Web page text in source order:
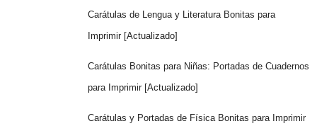
Carátulas de Lengua y Literatura Bonitas para
Imprimir [Actualizado]
Carátulas Bonitas para Niñas: Portadas de Cuadernos
para Imprimir [Actualizado]
Carátulas y Portadas de Física Bonitas para Imprimir